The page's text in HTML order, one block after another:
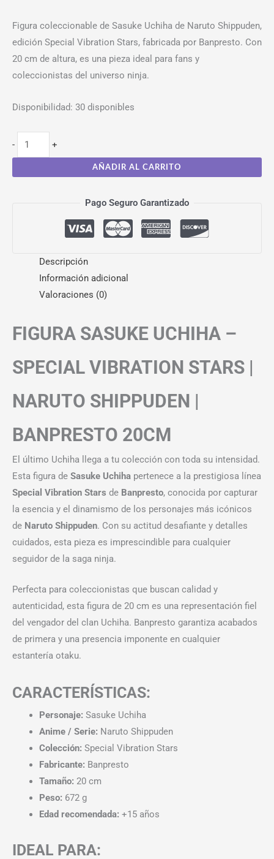
Figura coleccionable de Sasuke Uchiha de Naruto Shippuden,
edición Special Vibration Stars, fabricada por Banpresto. Con
20 cm de altura, es una pieza ideal para fans y
coleccionistas del universo ninja.
Disponibilidad: 30 disponibles
- +
AÑADIR AL CARRITO
Pago Seguro Garantizado
Descripción
Información adicional
Valoraciones (0)
FIGURA SASUKE UCHIHA –
SPECIAL VIBRATION STARS |
NARUTO SHIPPUDEN |
BANPRESTO 20CM
El último Uchiha llega a tu colección con toda su intensidad.
Esta figura de Sasuke Uchiha pertenece a la prestigiosa línea
Special Vibration Stars de Banpresto, conocida por capturar
la esencia y el dinamismo de los personajes más icónicos
de Naruto Shippuden. Con su actitud desafiante y detalles
cuidados, esta pieza es imprescindible para cualquier
seguidor de la saga ninja.
Perfecta para coleccionistas que buscan calidad y
autenticidad, esta figura de 20 cm es una representación fiel
del vengador del clan Uchiha. Banpresto garantiza acabados
de primera y una presencia imponente en cualquier
estantería otaku.
CARACTERÍSTICAS:
Personaje: Sasuke Uchiha
Anime / Serie: Naruto Shippuden
Colección: Special Vibration Stars
Fabricante: Banpresto
Tamaño: 20 cm
Peso: 672 g
Edad recomendada: +15 años
IDEAL PARA: